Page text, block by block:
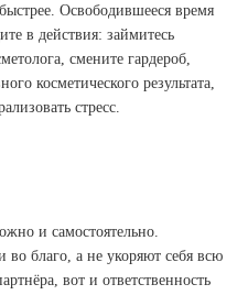
Освободившееся время
в действия: займитесь
смените гардероб,
косметического результата,
стресс.
и самостоятельно.
благо, а не укоряют себя всю
вот и ответственность